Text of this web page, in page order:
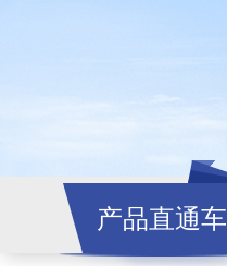
产品直通车